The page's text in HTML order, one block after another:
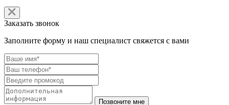
Заказать звонок
Заполните форму и наш специалист свяжется с вами